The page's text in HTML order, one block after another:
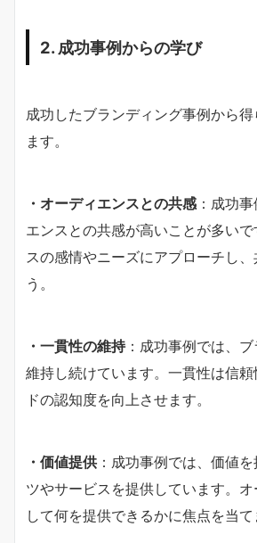
2. 成功事例からの学び
成功したブランディング事例から得
ます。
・オーディエンスとの共感：成功事
エンスとの共感が高いことが多い
スの感情やニーズにアプローチし、
う。
・一貫性の維持：成功事例では、
維持し続けています。一貫性は信
ドの認知度を向上させます。
・価値提供 ：成功事例では、価値
ツやサービスを提供しています。
して何を提供できるかに焦点を当て